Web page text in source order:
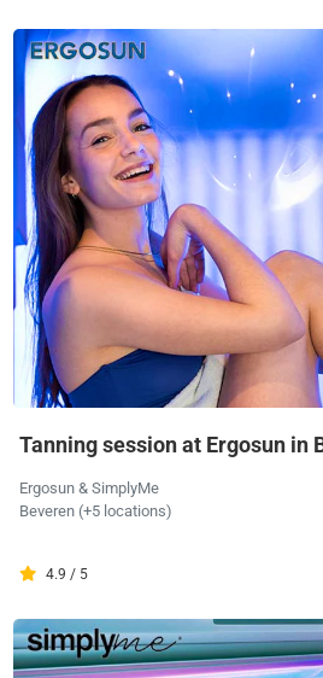
Tanning session at Ergosun in
Ergosun & SimplyMe
Beveren (+5 locations)
4.9 / 5